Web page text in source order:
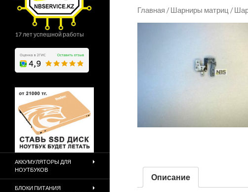
Главная /Шарниры матриц /
Описание
17 лет успешной работы
АККУМУЛЯТОРЫ ДЛЯ
НОУТБУКОВ
БЛОКИ ПИТАНИЯ